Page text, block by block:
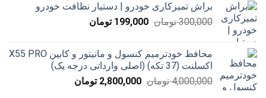
تا
براش تمیزکاری خودرو | دستیار نظافت خودرو
300,000 تومان قیمت
بود.
199,000 تومانقیمت
است.
محافظ خودترمیم کنسول و مانیتور و کابین X55 PRO
اکسلنت (37 تکه) (اصلی وارداتی درجه یک)
4,000,000 تومان قیمت
2,800,000 تومانقیمت